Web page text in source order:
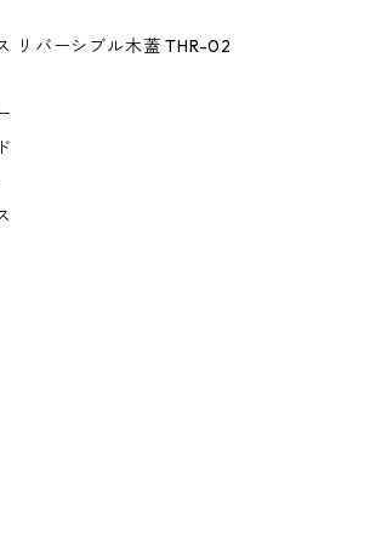
リバーシブル木蓋 THR-02